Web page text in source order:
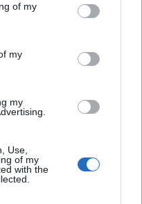
You may click to
its third-party tags to
in below Google
of my
my
my
Use,
of my
with the
posto con Petal e